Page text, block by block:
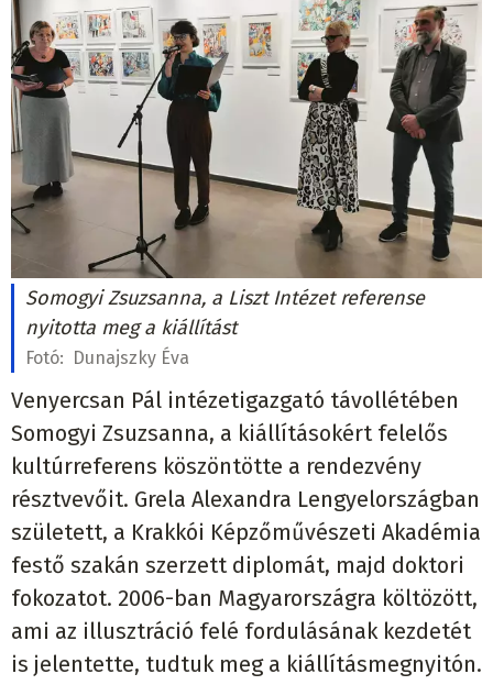
Somogyi Zsuzsanna, a Liszt Intézet referense
nyitotta meg a kiállítást
Fotó: Dunajszky Éva
Venyercsan Pál intézetigazgató távollétében
Somogyi Zsuzsanna, a kiállításokért felelős
kultúrreferens köszöntötte a rendezvény
résztvevőit. Grela Alexandra Lengyelországban
született, a Krakkói Képzőművészeti Akadémia
festő szakán szerzett diplomát, majd doktori
fokozatot. 2006-ban Magyarországra költözött,
ami az illusztráció felé fordulásának kezdetét
is jelentette, tudtuk meg a kiállításmegnyitón.